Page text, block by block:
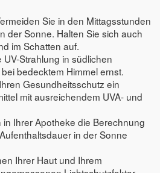
Sie in den Mittagsstunden
der Sonne. Halten Sie sich auch
im Schatten auf.
UV-Strahlung in südlichen
bedecktem Himmel ernst.
Gesundheitsschutz ein
mit ausreichendem UVA- und
in Ihrer Apotheke die Berechnung
in der Sonne
Ihrer Haut und Ihrem